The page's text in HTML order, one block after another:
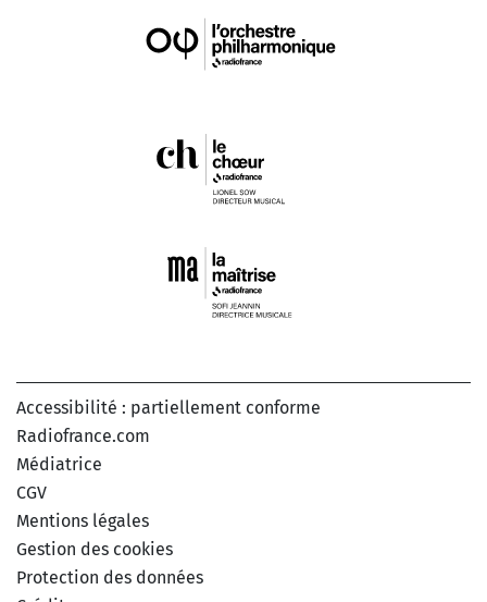
Accessibilité : partiellement conforme
Radiofrance.com
Médiatrice
CGV
Mentions légales
Gestion des cookies
Protection des données